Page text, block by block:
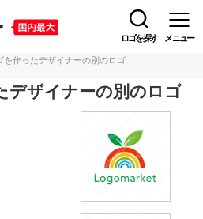
ロゴを探す メニュー
を作ったデザイナーの別のロゴ
デザイナーの別のロゴ